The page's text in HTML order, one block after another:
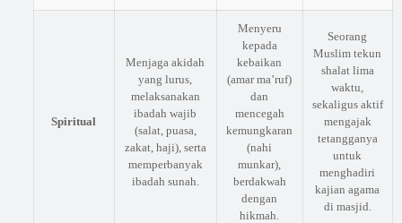
Spiritual
Menjaga akidah
yang lurus,
melaksanakan
ibadah wajib
(salat, puasa,
zakat, haji), serta
memperbanyak
ibadah sunah.
Menyeru
kepada
kebaikan
(amar ma’ruf)
dan
mencegah
kemungkaran
(nahi
munkar),
berdakwah
dengan
hikmah.
Seorang
Muslim tekun
shalat lima
waktu,
sekaligus aktif
mengajak
tetangganya
untuk
menghadiri
kajian agama
di masjid.